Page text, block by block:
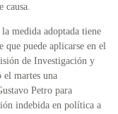
causa.
medida adoptada tiene
puede aplicarse en el
de Investigación y
el martes una
Petro para
indebida en política a